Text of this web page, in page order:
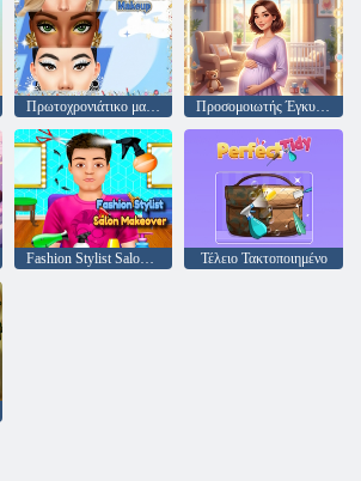
Πρωτοχρονιάτικο μακιγιάζ Προσομοιωτής Έγκυος Μητέρας
Fashion Stylist Salon Makeover Τέλειο Τακτοποιημένο